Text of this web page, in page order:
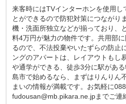
来客時にはTVインターホンを使用し
とができるので防犯対策につながり
機・洗面所独立などが揃っており、
料4万円が魅力の物件です。共用部
るので、不法投棄やいたずらの防止
ングのアパートは、レイアウトもし
や通学ができる、徒歩3分に駅があ
島市で始めるなら、まずはりんりん
まいの情報が満載です。お気軽に
fudousan@mb.pikara.ne.jpまでご連